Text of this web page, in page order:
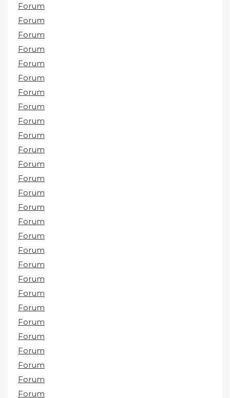
Forum
Forum
Forum
Forum
Forum
Forum
Forum
Forum
Forum
Forum
Forum
Forum
Forum
Forum
Forum
Forum
Forum
Forum
Forum
Forum
Forum
Forum
Forum
Forum
Forum
Forum
Forum
Forum